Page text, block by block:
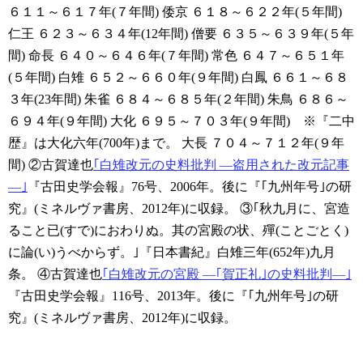
６１１～６１７年(７年間) 倭京 ６１８～６２２年(５年間)
仁王 ６２３～６３４年(12年間) 僧要 ６３５～６３９年(５年
間) 命長 ６４０～６４６年(７年間) 常色 ６４７～６５１年
(５年間) 白雉 ６５２～６６０年(９年間) 白鳳 ６６１～６８
３年(23年間) 朱雀 ６８４～６８５年(２年間) 朱鳥 ６８６～
６９４年(９年間) 大化 ６９５～７０３年(９年間) ※『二中
歴』は大化六年(700年)まで。
大長 ７０４～７１２年(９年
間) ②古賀達也｢白雉改元の史料批判 ―盗用された改元記事
―｣
『古田史学会報』76号、2006年。後に『｢九州年号｣の研
究』(ミネルヴァ書房、2012年)に収録。
③｢秋九月に、宮造
ること已(すで)におわりぬ。其の宮殿の状、殫(ことごとく)
に論(い)うべからず。｣『日本書紀』白雉三年(652年)九月
条。
④古賀達也｢白雉改元の宮殿 ―｢賀正礼｣の史料批判―｣
『古田史学会報』116号、2013年。後に『｢九州年号｣の研
究』(ミネルヴァ書房、2012年)に収録。